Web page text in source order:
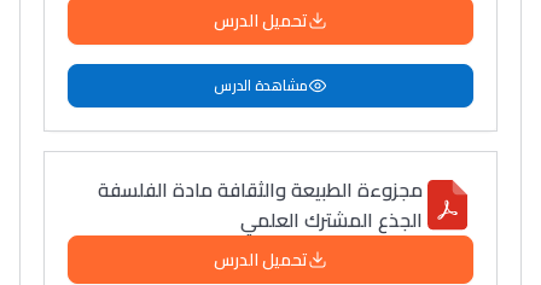
تحميل الدرس
مشاهدة الدرس
مجزوءة الطبيعة والثقافة مادة الفلسفة
الجذع المشترك العلمي
تحميل الدرس